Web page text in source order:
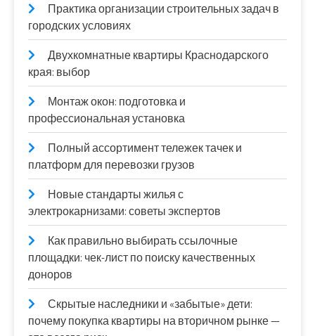
Практика организации строительных задач в
городских условиях
Двухкомнатные квартиры Краснодарского
края: выбор
Монтаж окон: подготовка и
профессиональная установка
Полный ассортимент тележек тачек и
платформ для перевозки грузов
Новые стандарты жилья с
электрокарнизами: советы экспертов
Как правильно выбирать ссылочные
площадки: чек-лист по поиску качественных
доноров
Скрытые наследники и «забытые» дети:
почему покупка квартиры на вторичном рынке —